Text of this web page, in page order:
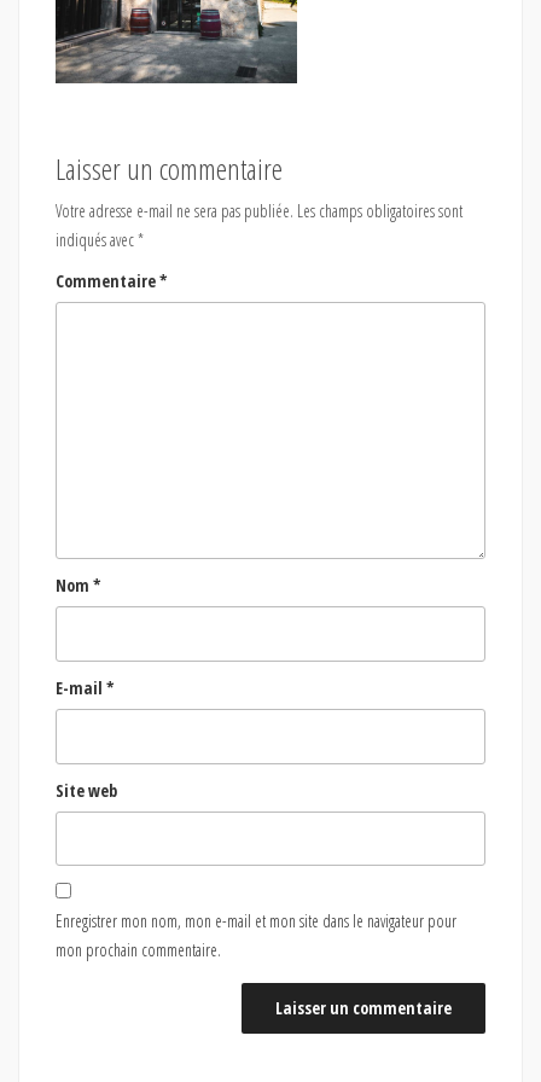
Laisser un commentaire
Votre adresse e-mail ne sera pas publiée. Les champs obligatoires sont
indiqués avec*
Commentaire*
Nom *
E-mail *
Site web
Enregistrer mon nom, mon e-mail et mon site dans le navigateur pour
mon prochain commentaire.